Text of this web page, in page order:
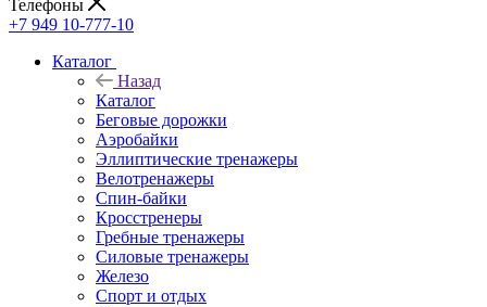
Телефоны
+7 949 10-777-10
Каталог
Назад
Каталог
Беговые дорожки
Аэробайки
Эллиптические тренажеры
Велотренажеры
Спин-байки
Кросстренеры
Гребные тренажеры
Силовые тренажеры
Железо
Спорт и отдых